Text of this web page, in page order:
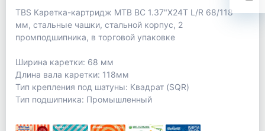
TBS Каретка-картридж MTB BC 1.37"X24T L/R 68/118
мм, стальные чашки, стальной корпус, 2
промподшипника, в торговой упаковке
Ширина каретки: 68 мм
Длина вала каретки: 118мм
Тип крепления под шатуны: Квадрат (SQR)
Тип подшипника: Промышленный